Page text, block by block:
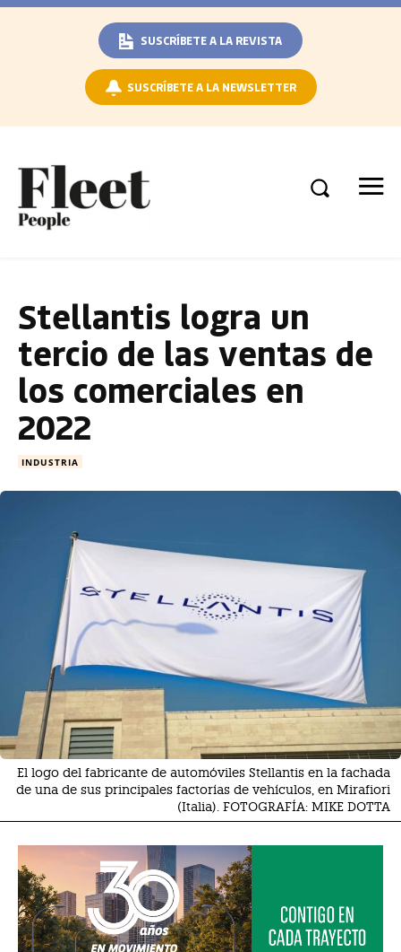
SUSCRÍBETE A LA REVISTA
SUSCRÍBETE A LA NEWSLETTER
Stellantis logra un
tercio de las ventas de
los comerciales en
2022
INDUSTRIA
El logo del fabricante de automóviles Stellantis en la fachada
de una de sus principales factorías de vehículos, en Mirafiori
(Italia). FOTOGRAFÍA: MIKE DOTTA